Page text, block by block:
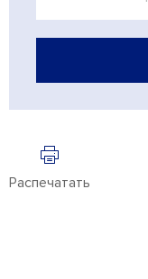
Распечатать